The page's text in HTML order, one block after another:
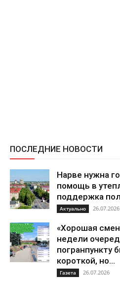
ПОСЛЕДНИЕ НОВОСТИ
Нарве нужна
помощь в
поддержка
Актуально 26.07.2026
«Хорошая
недели
погранпункту
короткой, но...
Газета 26.07.2026